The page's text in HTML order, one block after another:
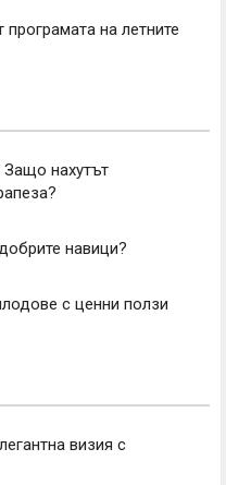
на летните
нахутът
навици?
с ценни ползи
визия с